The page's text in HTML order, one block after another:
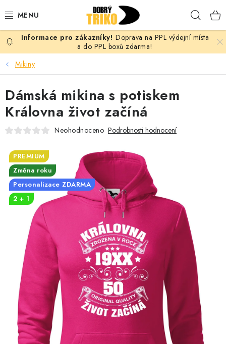
na
PRO ŽENY
PRO MUŽE
PRO DĚTI
PRO PÁRY
VLASTNÍ MOTIV
TRIČKA
MIKINY
OKAMŽITĚ K ODBĚRU
B2B
MÁM SRDCE POMÁHÁM
VÁNOCE
Doprava na PPL výdejní místa
a do PPL boxů zdarma!
Mikiny
Dámská mikina s potiskem
Královna život začíná
Neohodnoceno Podrobnosti hodnocení
PREMIUM
Změna roku
Personalizace ZDARMA
2 + 1